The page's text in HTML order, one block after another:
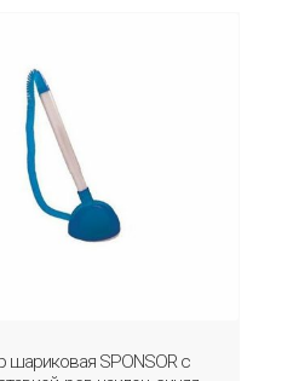
шариковая SPONSOR c